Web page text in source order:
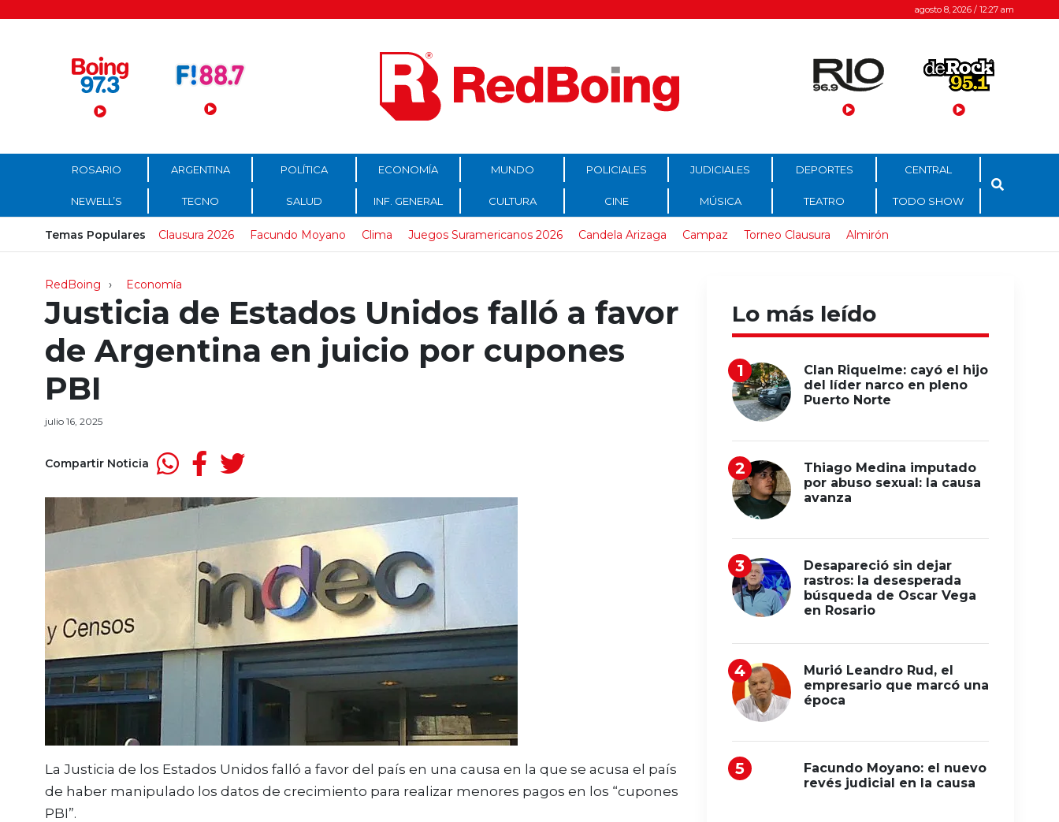
Menú Principal agosto 8, 2026 / 12:27 am
ROSARIO ARGENTINA POLÍTICA ECONOMÍA MUNDO POLICIALES JUDICIALES DEPORTES CENTRAL
NEWELL’S TECNO SALUD INF. GENERAL CULTURA CINE MÚSICA TEATRO TODO SHOW
Temas Populares Clausura 2026 Facundo Moyano Clima Juegos Suramericanos 2026 Candela Arizaga Campaz Torneo Clausura Almirón
RedBoing Economía
Justicia de Estados Unidos falló a favor
de Argentina en juicio por cupones
PBI
julio 16, 2025
Compartir Noticia
La Justicia de los Estados Unidos falló a favor del país en una causa en la que se acusa el país
de haber manipulado los datos de crecimiento para realizar menores pagos en los “cupones
PBI”.
Lo más leído
Clan Riquelme: cayó el hijo
del líder narco en pleno
Puerto Norte
Thiago Medina imputado
por abuso sexual: la causa
avanza
Desapareció sin dejar
rastros: la desesperada
búsqueda de Oscar Vega
en Rosario
Murió Leandro Rud, el
empresario que marcó una
época
Facundo Moyano: el nuevo
revés judicial en la causa